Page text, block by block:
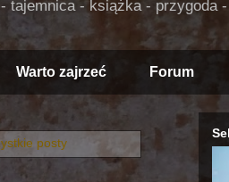
- książka - przygoda
Warto zajrzeć Forum
posty